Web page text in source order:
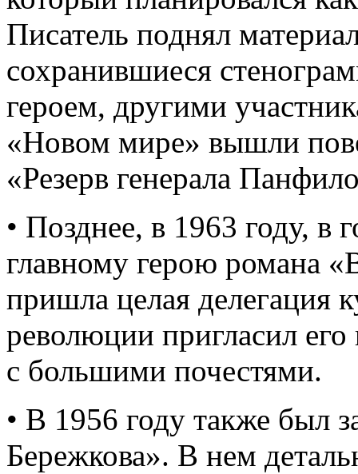
Писатель поднял
сохранившиеся
героем, другими
«Новом мире» вышли
«Резерв генерала
• Позднее, в 1963 году,
главному герою романа
пришла целая делегация
революции пригласил
с большими почестями.
• В 1956 году также был
Бережкова». В нем